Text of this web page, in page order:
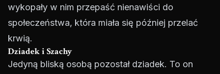
wykopały w nim przepaść nienawiści do
społeczeństwa, która miała się później przelać
krwią.
Dziadek i Szachy
Jedyną bliską osobą pozostał dziadek. To on